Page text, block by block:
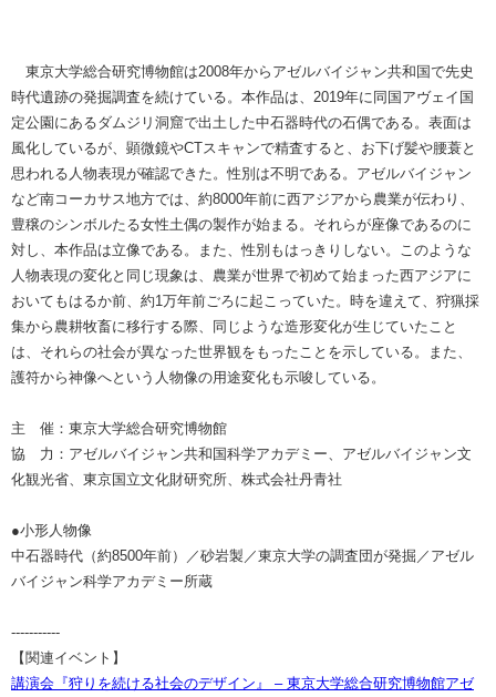
東京大学総合研究博物館は2008年からアゼルバイジャン共和国で先史
時代遺跡の発掘調査を続けている。本作品は、2019年に同国アヴェイ国
定公園にあるダムジリ洞窟で出土した中石器時代の石偶である。表面は
風化しているが、顕微鏡やCTスキャンで精査すると、お下げ髪や腰蓑と
思われる人物表現が確認できた。性別は不明である。アゼルバイジャン
など南コーカサス地方では、約8000年前に西アジアから農業が伝わり、
豊穣のシンボルたる女性土偶の製作が始まる。それらが座像であるのに
対し、本作品は立像である。また、性別もはっきりしない。このような
人物表現の変化と同じ現象は、農業が世界で初めて始まった西アジアに
おいてもはるか前、約1万年前ごろに起こっていた。時を違えて、狩猟採
集から農耕牧畜に移行する際、同じような造形変化が生じていたこと
は、それらの社会が異なった世界観をもったことを示している。また、
護符から神像へという人物像の用途変化も示唆している。
主 催：東京大学総合研究博物館
協 力：アゼルバイジャン共和国科学アカデミー、アゼルバイジャン文
化観光省、東京国立文化財研究所、株式会社丹青社
●小形人物像
中石器時代（約8500年前）／砂岩製／東京大学の調査団が発掘／アゼル
バイジャン科学アカデミー所蔵
-----------
【関連イベント】
講演会『狩りを続ける社会のデザイン』 – 東京大学総合研究博物館アゼ